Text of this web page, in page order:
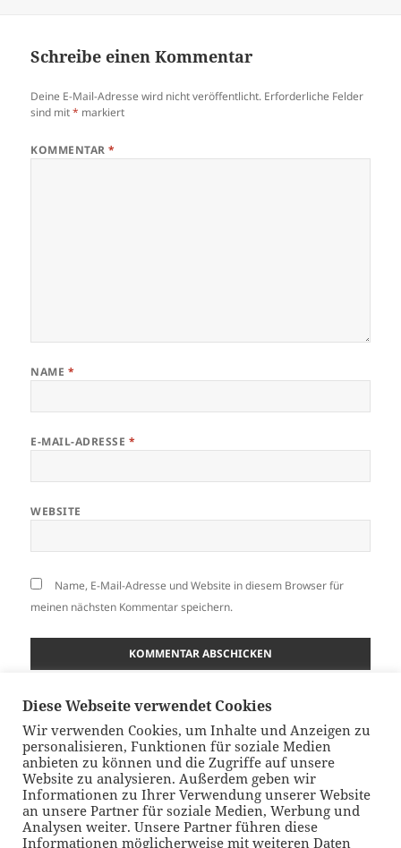
Schreibe einen Kommentar
Deine E-Mail-Adresse wird nicht veröffentlicht. Erforderliche Felder
sind mit* markiert
KOMMENTAR*
NAME *
E-MAIL-ADRESSE *
WEBSITE
Name, E-Mail-Adresse und Website in diesem Browser für
meinen nächsten Kommentar speichern.
Beitragsnavigation
VORHERIGER
Vorheriger
Beitrag:
Mentale Herausforderungen eines
Reitlehrers in meinem aktuellen Gastblog
für EQWO.net
NÄCHSTER
Diese Webseite verwendet Cookies
Wir verwenden Cookies, um Inhalte und Anzeigen zu
personalisieren, Funktionen für soziale Medien
anbieten zu können und die Zugriffe auf unsere
Website zu analysieren. Außerdem geben wir
Informationen zu Ihrer Verwendung unserer Website
an unsere Partner für soziale Medien, Werbung und
Analysen weiter. Unsere Partner führen diese
Informationen möglicherweise mit weiteren Daten